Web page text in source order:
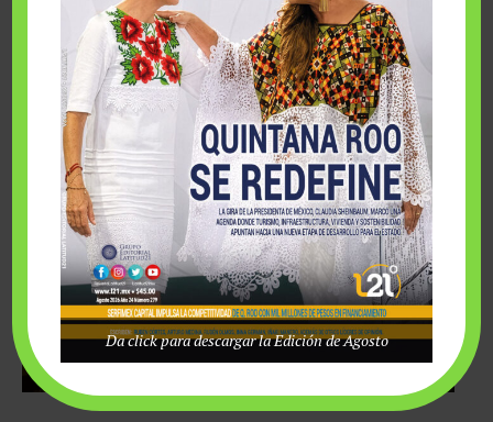
Fairmont Mayakoba y Make-A-Wish México unieron
esfuerzos para hacer realidad el deseo de una …
Da click para descargar la Edición de Agosto